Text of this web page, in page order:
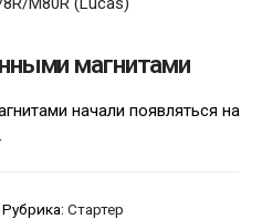
магнитами
начали появляться на
Рубрика: Стартер